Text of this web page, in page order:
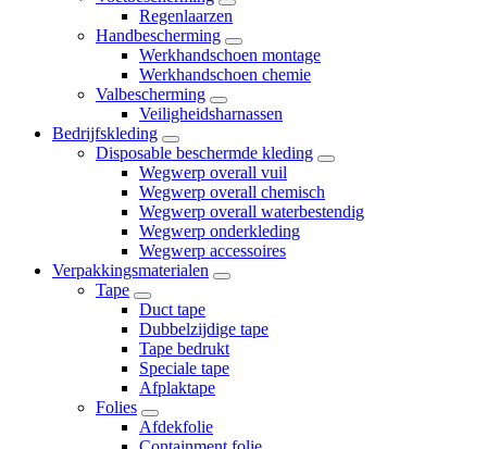
Regenlaarzen
Handbescherming
Werkhandschoen montage
Werkhandschoen chemie
Valbescherming
Veiligheidsharnassen
Bedrijfskleding
Disposable beschermde kleding
Wegwerp overall vuil
Wegwerp overall chemisch
Wegwerp overall waterbestendig
Wegwerp onderkleding
Wegwerp accessoires
Verpakkingsmaterialen
Tape
Duct tape
Dubbelzijdige tape
Tape bedrukt
Speciale tape
Afplaktape
Folies
Afdekfolie